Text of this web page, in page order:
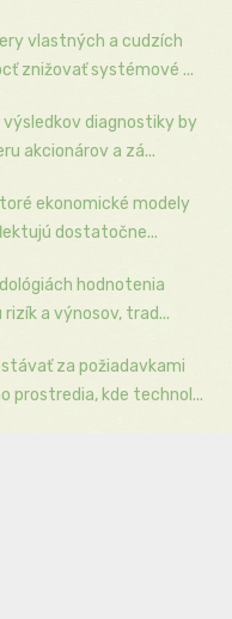
vlastných a cudzích
znižovať systémové ...
diagnostiky by
akcionárov a zá...
ekonomické modely
dostatočne...
hodnotenia
a výnosov, trad...
za požiadavkami
prostredia, kde technol...